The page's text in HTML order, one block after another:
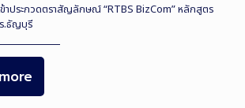
าประกวดตราสัญลักษณ์ “RTBS BizCom” หลักสูตร
.ธัญบุรี